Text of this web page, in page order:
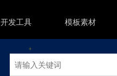
开发工具 模板素材